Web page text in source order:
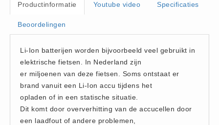
Hesjes (9)
BHV kasten (0)
Evacuatie - Zaklampen (0)
Kleding - Hesjes (0)
Brandblusmiddelen
Productinformatie Youtube video Specificaties
Beoordelingen
Li-Ion batterijen worden bijvoorbeeld veel gebruikt in
elektrische fietsen. In Nederland zijn
er miljoenen van deze fietsen. Soms ontstaat er
brand vanuit een Li-Ion accu tijdens het
opladen of in een statische situatie.
Dit komt door oververhitting van de accucellen door
een laadfout of andere problemen,